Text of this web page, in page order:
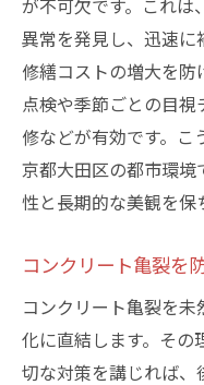
が不可欠です。これは
異常を発見し、迅速に
修繕コストの増大を
点検や季節ごとの目
修などが有効です。
京都大田区の都市環
性と長期的な美観を保
コンクリート亀裂を
コンクリート亀裂を
化に直結します。その
切な対策を講じれば